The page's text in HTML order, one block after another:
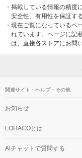
・ 掲載している情報の精度
安全性、有用性を保証す
・ 現在ご覧になっているペ
れています。ページに記
は、直接各ストアにお問
関連サイト・ヘルプ・その他
お知らせ
LOHACOとは
AIチャットで質問する